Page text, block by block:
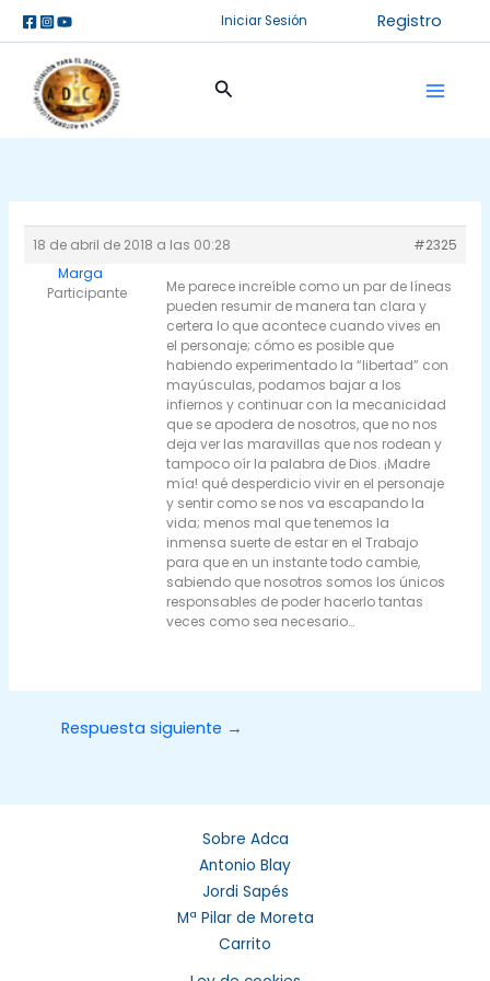
al
contenido
Iniciar Sesión Registro
Buscar
18 de abril de 2018 a las 00:28
#2325
Marga
Participante
Me parece increíble como un par de líneas
pueden resumir de manera tan clara y
certera lo que acontece cuando vives en
el personaje; cómo es posible que
habiendo experimentado la “libertad” con
mayúsculas, podamos bajar a los
infiernos y continuar con la mecanicidad
que se apodera de nosotros, que no nos
deja ver las maravillas que nos rodean y
tampoco oír la palabra de Dios. ¡Madre
mía! qué desperdicio vivir en el personaje
y sentir como se nos va escapando la
vida; menos mal que tenemos la
inmensa suerte de estar en el Trabajo
para que en un instante todo cambie,
sabiendo que nosotros somos los únicos
responsables de poder hacerlo tantas
veces como sea necesario…
Respuesta siguiente →
Sobre Adca
Antonio Blay
Jordi Sapés
Mª Pilar de Moreta
Carrito